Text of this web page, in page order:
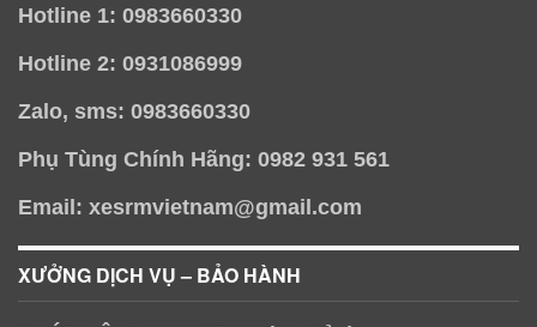
Hotline 1: 0983660330
Hotline 2: 0931086999
Zalo, sms: 0983660330
Phụ Tùng Chính Hãng: 0982 931 561
Email: xesrmvietnam@gmail.com
XƯỞNG DỊCH VỤ – BẢO HÀNH